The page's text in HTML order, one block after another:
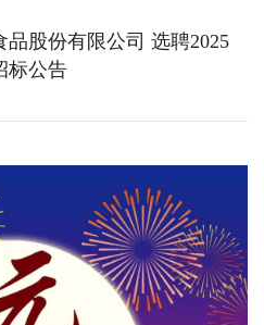
股份有限公司 选聘2025
标公告